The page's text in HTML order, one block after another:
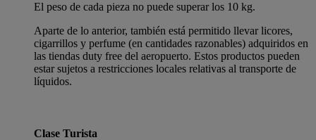
El peso de cada pieza no puede superar los 10 kg.
Aparte de lo anterior, también está permitido llevar licores,
cigarrillos y perfume (en cantidades razonables) adquiridos en
las tiendas duty free del aeropuerto. Estos productos pueden
estar sujetos a restricciones locales relativas al transporte de
líquidos.
Clase Turista